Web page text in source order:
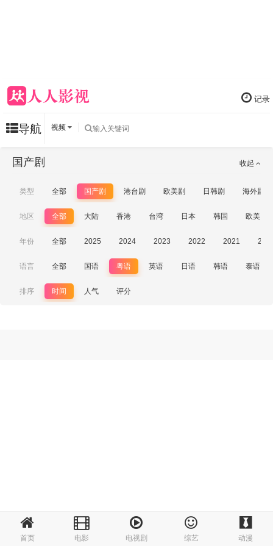
记录
导航 视频
首页 电影 电视剧 综艺 动漫
收起
国产剧
类型 全部 国产剧 港台剧 欧美剧 日韩剧 海外剧
地区 全部 大陆 香港 台湾 日本 韩国 欧美
年份 全部 2025 2024 2023 2022 2021
语言 全部 国语 粤语 英语 日语 韩语 泰语
排序 时间 人气 评分